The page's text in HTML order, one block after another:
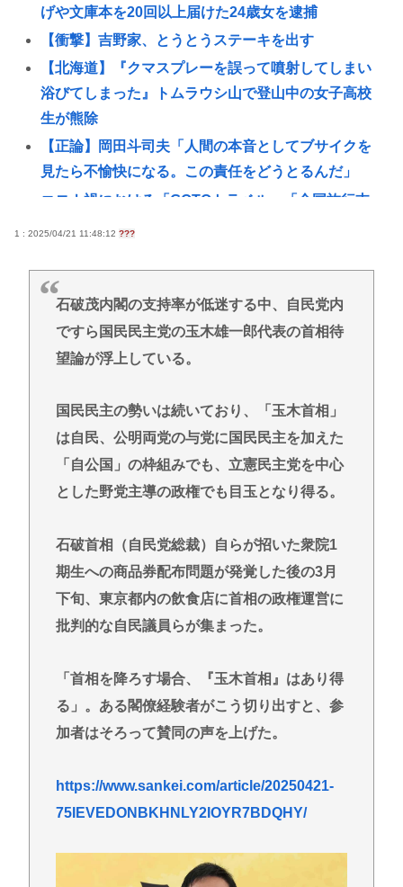
げや文庫本を20回以上届けた24歳女を逮捕
【衝撃】吉野家、とうとうステーキを出す
【北海道】『クマスプレーを誤って噴射してしまい
浴びてしまった』トムラウシ山で登山中の女子高校
生が熊除
【正論】岡田斗司夫「人間の本音としてブサイクを
見たら不愉快になる。この責任をどうとるんだ」
コロナ禍における「GOTOトラベル」「全国旅行支
る」 ネット「参加者の少なさを隠すために通行人に
混じってるのリプ欄でバラされてて草」
【三重】鈴鹿サーキットでパレード走行訓練中だっ
た白バイが転倒事故 20代の女性隊員が重傷 白バイ乗
【画像】ガチでパワー系っぽい病院職員、入院患者
の老人を暴行して逮捕される
【悲報】高市さん、非核三原則を「今後も堅持して
いく」の表現削除www
るwww
【土用丑の日に食中毒】ドン・キホーテ出店の露店
で「うなぎの蒲焼」食べ14人が発熱や下痢
おまえらが今までに使った事がある【ズル休み】の
パズー「お父さん嘘つき呼ばわりされて死んじゃっ
た」ってセリフあるけど、どんな自殺方法だった
の？
Powered by livedoor 相互RSS
1 : 2025/04/21 11:48:12 ???
石破茂内閣の支持率が低迷する中、自民党内
ですら国民民主党の玉木雄一郎代表の首相待
望論が浮上している。
国民民主の勢いは続いており、「玉木首相」
は自民、公明両党の与党に国民民主を加えた
「自公国」の枠組みでも、立憲民主党を中心
とした野党主導の政権でも目玉となり得る。
石破首相（自民党総裁）自らが招いた衆院1
期生への商品券配布問題が発覚した後の3月
下旬、東京都内の飲食店に首相の政権運営に
批判的な自民議員らが集まった。
「首相を降ろす場合、『玉木首相』はあり得
る」。ある閣僚経験者がこう切り出すと、参
加者はそろって賛同の声を上げた。
https://www.sankei.com/article/20250421-
75IEVEDONBKHNLY2IOYR7BDQHY/